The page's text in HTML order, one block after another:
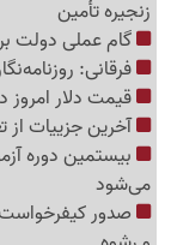
زنجیره تأمین
گام عملی دولت
فرقانی:
قیمت دلار امروز دوشنبه 19 مرداد
آخرین جزییات از
بیستمین دوره
می‌شود